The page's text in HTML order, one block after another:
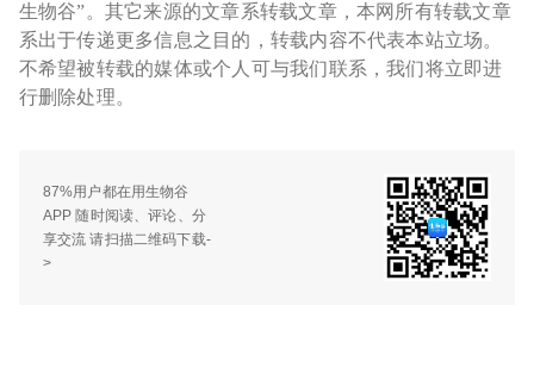
生物谷”。其它来源的文章系转载文章，本网所有转载文章
系出于传递更多信息之目的，转载内容不代表本站立场。
不希望被转载的媒体或个人可与我们联系，我们将立即进
行删除处理。
87%用户都在用生物谷
APP 随时阅读、评论、分
享交流 请扫描二维码下载-
>